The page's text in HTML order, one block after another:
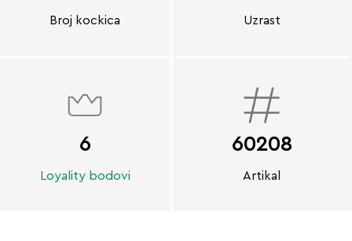
Broj kockica Uzrast
6
Loyality bodovi
60208
Artikal